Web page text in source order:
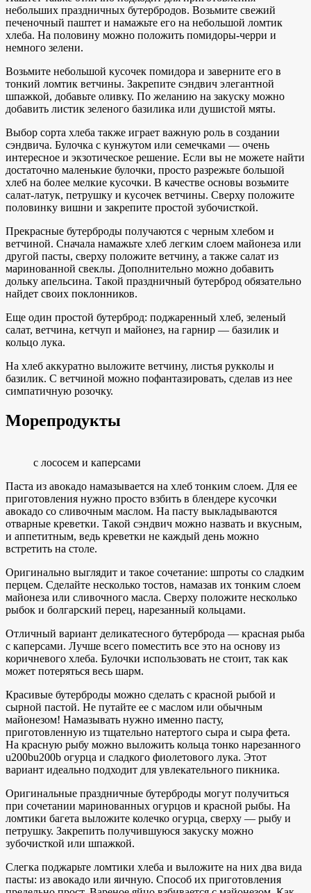
небольших праздничных бутербродов. Возьмите свежий
печеночный паштет и намажьте его на небольшой ломтик
хлеба. На половину можно положить помидоры-черри и
немного зелени.
Возьмите небольшой кусочек помидора и заверните его в
тонкий ломтик ветчины. Закрепите сэндвич элегантной
шпажкой, добавьте оливку. По желанию на закуску можно
добавить листик зеленого базилика или душистой мяты.
Выбор сорта хлеба также играет важную роль в создании
сэндвича. Булочка с кунжутом или семечками — очень
интересное и экзотическое решение. Если вы не можете найти
достаточно маленькие булочки, просто разрежьте большой
хлеб на более мелкие кусочки. В качестве основы возьмите
салат-латук, петрушку и кусочек ветчины. Сверху положите
половинку вишни и закрепите простой зубочисткой.
Прекрасные бутерброды получаются с черным хлебом и
ветчиной. Сначала намажьте хлеб легким слоем майонеза или
другой пасты, сверху положите ветчину, а также салат из
маринованной свеклы. Дополнительно можно добавить
дольку апельсина. Такой праздничный бутерброд обязательно
найдет своих поклонников.
Еще один простой бутерброд: поджаренный хлеб, зеленый
салат, ветчина, кетчуп и майонез, на гарнир — базилик и
кольцо лука.
На хлеб аккуратно выложите ветчину, листья рукколы и
базилик. С ветчиной можно пофантазировать, сделав из нее
симпатичную розочку.
Морепродукты
с лососем и каперсами
Паста из авокадо намазывается на хлеб тонким слоем. Для ее
приготовления нужно просто взбить в блендере кусочки
авокадо со сливочным маслом. На пасту выкладываются
отварные креветки. Такой сэндвич можно назвать и вкусным,
и аппетитным, ведь креветки не каждый день можно
встретить на столе.
Оригинально выглядит и такое сочетание: шпроты со сладким
перцем. Сделайте несколько тостов, намазав их тонким слоем
майонеза или сливочного масла. Сверху положите несколько
рыбок и болгарский перец, нарезанный кольцами.
Отличный вариант деликатесного бутерброда — красная рыба
с каперсами. Лучше всего поместить все это на основу из
коричневого хлеба. Булочки использовать не стоит, так как
может потеряться весь шарм.
Красивые бутерброды можно сделать с красной рыбой и
сырной пастой. Не путайте ее с маслом или обычным
майонезом! Намазывать нужно именно пасту,
приготовленную из тщательно натертого сыра и сыра фета.
На красную рыбу можно выложить кольца тонко нарезанного
u200bu200b огурца и сладкого фиолетового лука. Этот
вариант идеально подходит для увлекательного пикника.
Оригинальные праздничные бутерброды могут получиться
при сочетании маринованных огурцов и красной рыбы. На
ломтики багета выложите колечко огурца, сверху — рыбу и
петрушку. Закрепить получившуюся закуску можно
зубочисткой или шпажкой.
Слегка поджарьте ломтики хлеба и выложите на них два вида
пасты: из авокадо или яичную. Способ их приготовления